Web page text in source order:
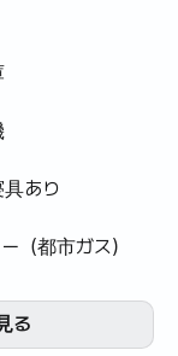
あり
（都市ガス）
る